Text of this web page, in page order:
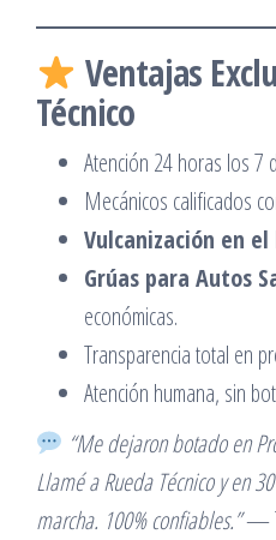
Ventajas
Técnico
Atención 24 horas los 7
Mecánicos calificados
Vulcanización en
Grúas para Autos
económicas.
Transparencia total en
Atención humana, sin
“Me dejaron botado en
Llamé a Rueda Técnico y en
marcha. 100% confiables.”—